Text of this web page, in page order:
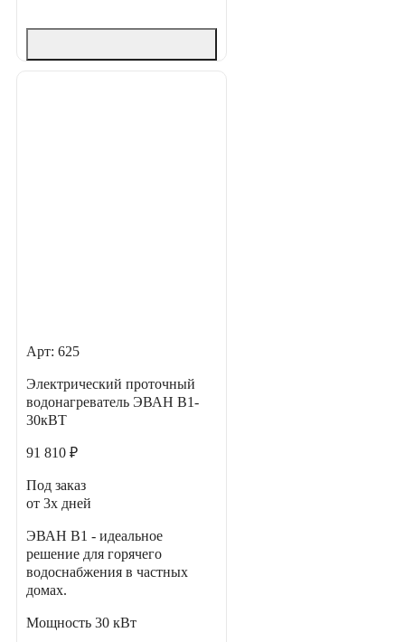
Арт: 625
Электрический проточный
водонагреватель ЭВАН В1-
30кВТ
91 810 ₽
Под заказ
от 3х дней
ЭВАН В1 - идеальное
решение для горячего
водоснабжения в частных
домах.
Мощность 30 кВт